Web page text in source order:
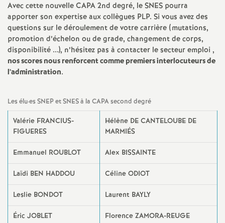
é
O
r
é
Avec cette nouvelle CAPA 2nd degré, le SNES pourra
apporter son expertise aux collègues PLP. Si vous avez des
questions sur le déroulement de votre carrière (mutations,
promotion d’échelon ou de grade, changement de corps,
disponibilité ...), n’hésitez pas à contacter le secteur emploi ,
nos scores nous renforcent comme premiers interlocuteurs de
l’administration.
Les élu·es SNEP et SNES à la CAPA second degré
Valérie FRANCIUS-
FIGUERES
Hélène DE CANTELOUBE DE
MARMIÉS
Emmanuel ROUBLOT Alex BISSAINTE
Laïdi BEN HADDOU Céline ODIOT
Leslie BONDOT Laurent BAYLY
Éric JOBLET Florence ZAMORA-REUGE